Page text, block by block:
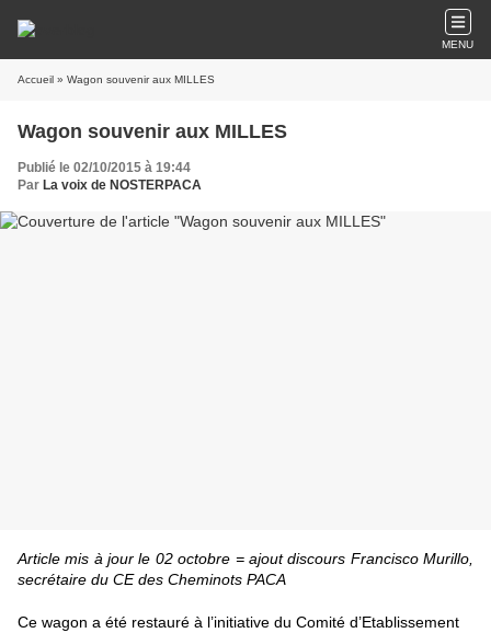
MENU
Accueil » Wagon souvenir aux MILLES
Wagon souvenir aux MILLES
Publié le 02/10/2015 à 19:44
Par La voix de NOSTERPACA
Article mis à jour le 02 octobre = ajout discours Francisco Murillo,
secrétaire du CE des Cheminots PACA
Ce wagon a été restauré à l’initiative du Comité d’Etablissement